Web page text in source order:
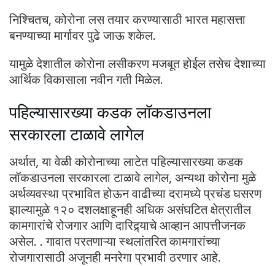
निश्चितच, कोरोना लस तयार करण्यासाठी भारत महासत्ता
बनण्याच्या मार्गावर पुढे जाऊ शकेल.
यामुळे देशातील कोरोना लसीकरण मजबूत होईल तसेच देशाच्या
आर्थिक विकासाला नवीन गती मिळेल.
पहिल्यासारख्या कडक लॉकडाउनला
सरकारला टाळावे लागेल
अर्थात, या वेळी कोरोनाच्या लाटेत पहिल्यासारख्या कडक
लॉकडाउनला सरकारला टाळावे लागेल, अन्यथा कोरोना मुळे
अर्थव्यवस्था प्रभावित होऊन वाढीच्या दरामध्ये प्रचंड घसरण
झाल्यामुळे १२० दशलक्षाहूनही अधिक असंघटित क्षेत्रातील
कामगारांचे रोजगार आणि दारिद्र्याचे आव्हान आपत्तीजनक
असेल. . गावात परतणाऱ्या स्थलांतरित कामगारांच्या
रोजगारासाठी अजूनही मनरेगा प्रभावी ठरणार आहे.